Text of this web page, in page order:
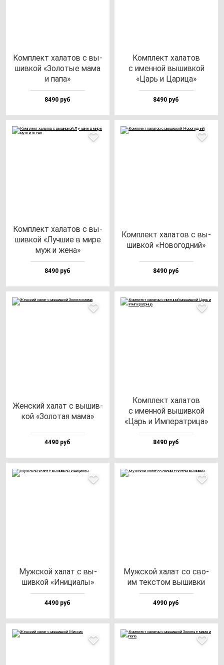
Ком­плект ха­ла­тов с вы­
шив­кой «Золо­тые ма­ма
и па­па»
8490 руб
Ком­плект ха­ла­тов
с имен­ной вы­шив­кой
«Царь и Цари­ца»
8490 руб
Ком­плект ха­ла­тов с вы­
шив­кой «Луч­шие в ми­ре
муж и же­на»
8490 руб
Ком­плект ха­ла­тов с вы­
шив­кой «Ново­год­ний»
8490 руб
Жен­ский ха­лат с вы­шив­
кой «Золо­тая ма­ма»
4490 руб
Ком­плект ха­ла­тов
с имен­ной вы­шив­кой
«Царь и Импе­рат­ри­ца»
8490 руб
Муж­ской ха­лат с вы­
шив­кой «Ини­ци­алы»
4490 руб
Муж­ской ха­лат со сво­
им тек­стом вы­шив­ки
4990 руб